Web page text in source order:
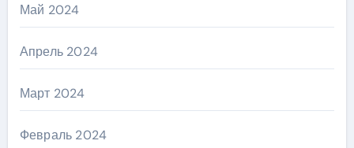
Май 2024
Апрель 2024
Март 2024
Февраль 2024